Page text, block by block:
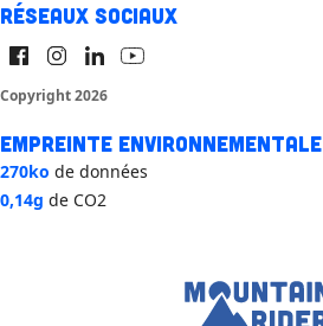
Réseaux sociaux
Copyright 2026
Empreinte environnementale
270ko de données
0,14g de CO2